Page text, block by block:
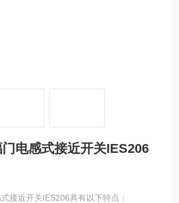
电感式接近开关IES206
接近开关IES206具有以下特点：